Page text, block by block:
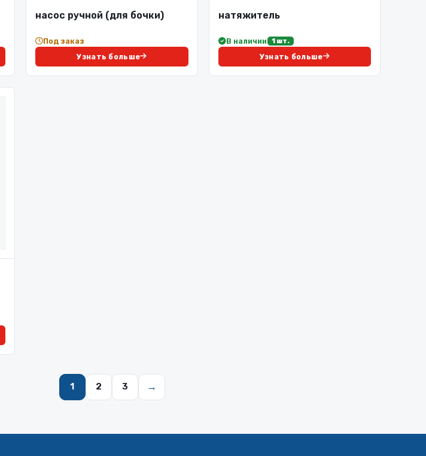
насос ручной (для бочки)
Под заказ
Узнать больше
натяжитель
В наличии 1 шт.
Узнать больше
1 2 3 →